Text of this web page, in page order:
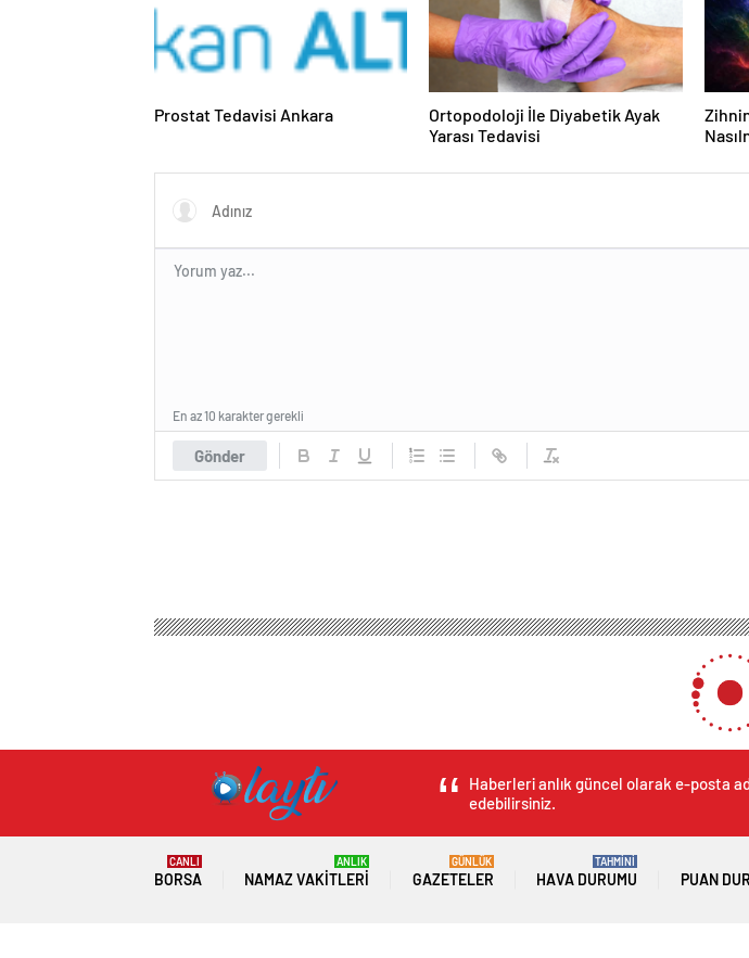
Prostat Tedavisi Ankara
Ortopodoloji İle Diyabetik Ayak
Yarası Tedavisi
Gönder
En az 10 karakter gerekli
Haberleri anlık güncel olarak e-posta
edebilirsiniz.
BORSA
CANLI
NAMAZ VAKITLERI
ANLIK
GAZETELER
GÜNLÜK
HAVA DURUMU
TAHMİNİ
PUAN